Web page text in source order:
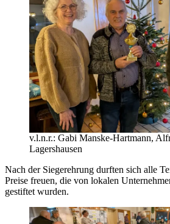
v.l.n.r.: Gabi Manske-Hartmann,
Lagershausen
Nach der Siegerehrung durften sich alle
Preise freuen, die von lokalen
gestiftet wurden.